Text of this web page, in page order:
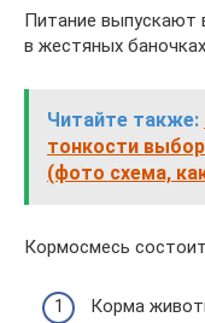
Питание выпускают
в жестяных
Читайте также:
тонкости
(фото схема,
Кормосмесь
Корма